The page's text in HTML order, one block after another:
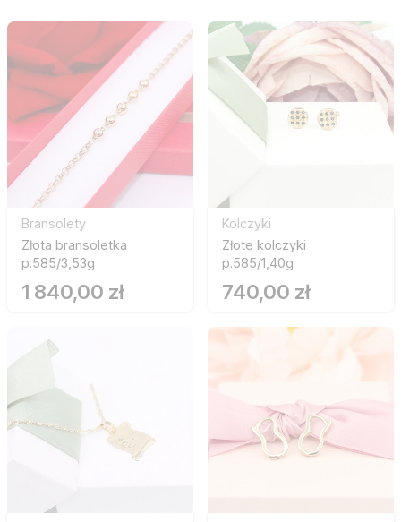
Bransolety
Złota bransoletka
p.585/3,53g
1 840,00 zł
Kolczyki
Złote kolczyki
p.585/1,40g
740,00 zł